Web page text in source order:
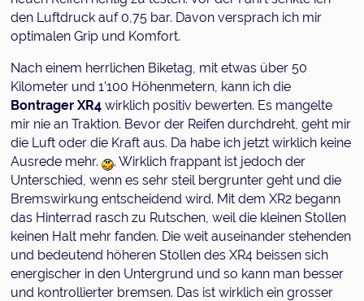
den Luftdruck auf 0,75 bar. Davon versprach ich mir
optimalen Grip und Komfort.
Nach einem herrlichen Biketag, mit etwas über 50
Kilometer und 1'100 Höhenmetern, kann ich die
Bontrager XR4wirklich positiv bewerten. Es mangelte
mir nie an Traktion. Bevor der Reifen durchdreht, geht mir
die Luft oder die Kraft aus. Da habe ich jetzt wirklich keine
Ausrede mehr.
. Wirklich frappant ist jedoch der
Unterschied, wenn es sehr steil bergrunter geht und die
Bremswirkung entscheidend wird. Mit dem XR2 begann
das Hinterrad rasch zu Rutschen, weil die kleinen Stollen
keinen Halt mehr fanden. Die weit auseinander stehenden
und bedeutend höheren Stollen des XR4 beissen sich
energischer in den Untergrund und so kann man besser
und kontrollierter bremsen. Das ist wirklich ein grosser